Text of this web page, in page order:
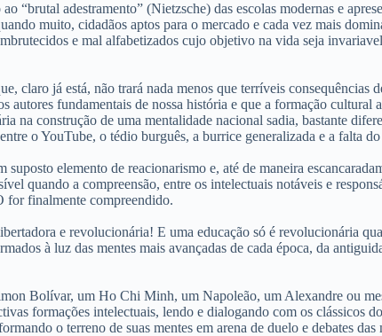
“brutal adestramento” (Nietzsche) das escolas modernas e
muito, cidadãos aptos para o mercado e cada vez mais
e mal alfabetizados cujo objetivo na vida seja
claro já está, não trará nada menos que terríveis
autores fundamentais de nossa história e que a formação
na construção de uma mentalidade nacional sadia, bastante
o YouTube, o tédio burguês, a burrice generalizada e a falta
elemento de reacionarismo e, até de maneira
quando a compreensão, entre os intelectuais notáveis e
finalmente compreendido.
e revolucionária! E uma educação só é revolucionária
à luz das mentes mais avançadas de cada época, da
Bolívar, um Ho Chi Minh, um Napoleão, um Alexandre ou
formações intelectuais, lendo e dialogando com os clássicos
o terreno de suas mentes em arena de duelo e debates